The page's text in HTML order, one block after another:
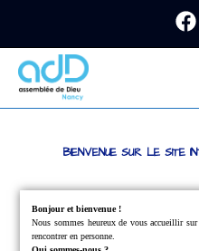
BIENVENUE SUR LE SITE
Bonjour et bienvenue !
Nous sommes heureux de vous accueillir
rencontrer en personne.